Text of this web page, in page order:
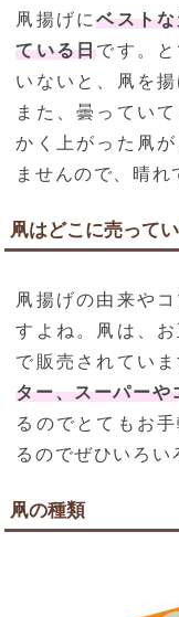
凧揚げにベスト
ている日です。
いないと、凧を
また、曇ってい
かく上がった凧
ませんので、晴れ
凧はどこに売って
凧揚げの由来や
すよね。凧は、
で販売されていま
ター、スーパー
るのでとてもお
るのでぜひいろい
凧の種類